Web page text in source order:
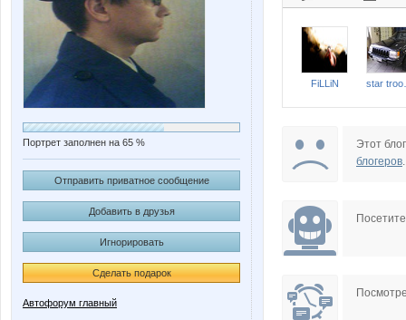
Портрет заполнен на 65 %
Отправить приватное сообщение
Добавить в друзья
Игнорировать
Сделать подарок
Автофорум главный
FiLLiN
Этот
блогеров.